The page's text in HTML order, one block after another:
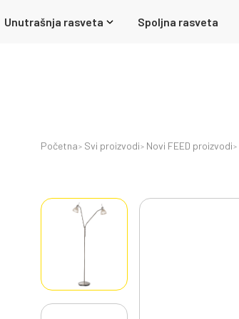
Unutrašnja rasveta Spoljna rasveta
Početna Svi proizvodi Novi FEED proizvodi